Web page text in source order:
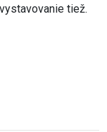
tiež.